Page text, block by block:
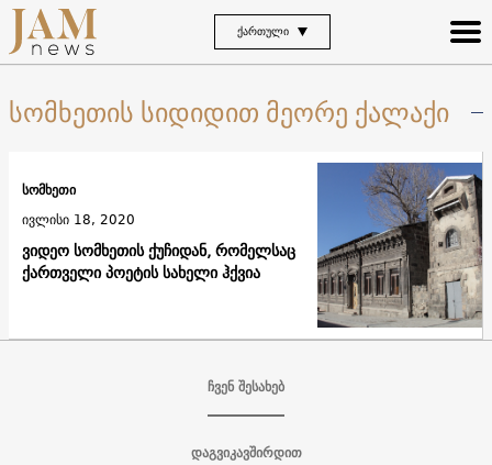
ᲥᲐᲠᲗᲣᲚᲘ
სომხეთის სიდიდით მეორე ქალაქი
ვიდეო სომხეთის ქუჩიდან, რომელსაც
ქართველი პოეტის სახელი ჰქვია
სომხეთი
ივლისი 18, 2020
ჩვენ შესახებ
დაგვიკავშირდით